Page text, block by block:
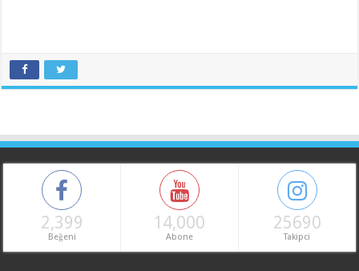
2,399
Beğeni
14,000
Abone
25690
Takipci